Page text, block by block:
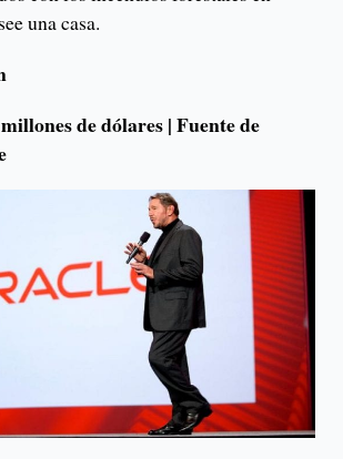
una casa.
de dólares | Fuente de